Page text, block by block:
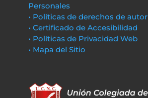
Personales
• Políticas de derechos de autor
• Certificado de Accesibilidad
• Políticas de Privacidad Web
• Mapa del Sitio